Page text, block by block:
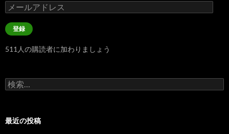
メ
ー
ル
ア
レ
登録
511人の購読者に加わりましょう
検
索:
最近の投稿